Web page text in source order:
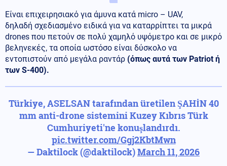
Είναι επιχειρησιακό για άμυνα κατά micro – UAV,
δηλαδή σχεδιασμένο ειδικά για να καταρρίπτει τα μικρά
drones που πετούν σε πολύ χαμηλό υψόμετρο και σε μικρό
βεληνεκές, τα οποία ωστόσο είναι δύσκολο να
εντοπιστούν από μεγάλα ραντάρ (όπως αυτά των Patriot ή
των S-400).
Türkiye, ASELSAN tarafından üretilen ŞAHİN 40
mm anti-drone sistemini Kuzey Kıbrıs Türk
Cumhuriyeti'ne konuşlandırdı.
pic.twitter.com/Ggj2KbtMwn
— Daktilock (@daktilock)March 11, 2026